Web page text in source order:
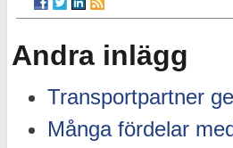
Andra inlägg
Transportpartner
Många fördelar